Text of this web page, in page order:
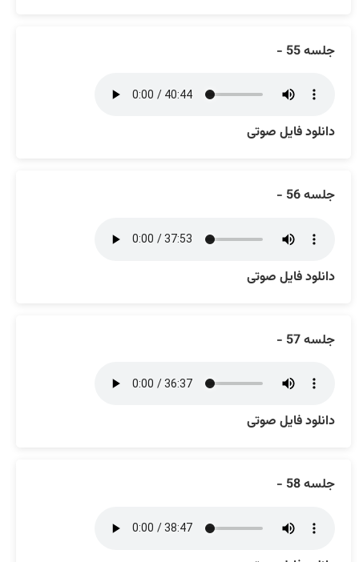
جلسه 55 -
دانلود فایل صوتی
جلسه 56 -
دانلود فایل صوتی
جلسه 57 -
دانلود فایل صوتی
جلسه 58 -